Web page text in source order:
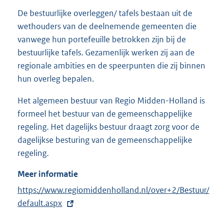
De bestuurlijke overleggen/ tafels bestaan uit de
wethouders van de deelnemende gemeenten die
vanwege hun portefeuille betrokken zijn bij de
bestuurlijke tafels. Gezamenlijk werken zij aan de
regionale ambities en de speerpunten die zij binnen
hun overleg bepalen.
Het algemeen bestuur van Regio Midden-Holland is
formeel het bestuur van de gemeenschappelijke
regeling. Het dagelijks bestuur draagt zorg voor de
dagelijkse besturing van de gemeenschappelijke
regeling.
Meer informatie
E
x
https://www.regiomiddenholland.nl/over+2/Bestuur/
default.aspx